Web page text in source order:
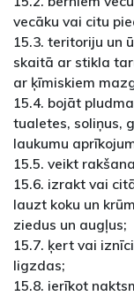
vecāku vai citu
15.3. teritoriju un
skaitā ar stikla
ar ķīmiskiem
15.4. bojāt
tualetes, soliņus,
laukumu
15.5. veikt
15.6. izrakt vai
lauzt koku un
ziedus un augļus;
15.7. ķert vai
ligzdas;
15.8. ierīkot